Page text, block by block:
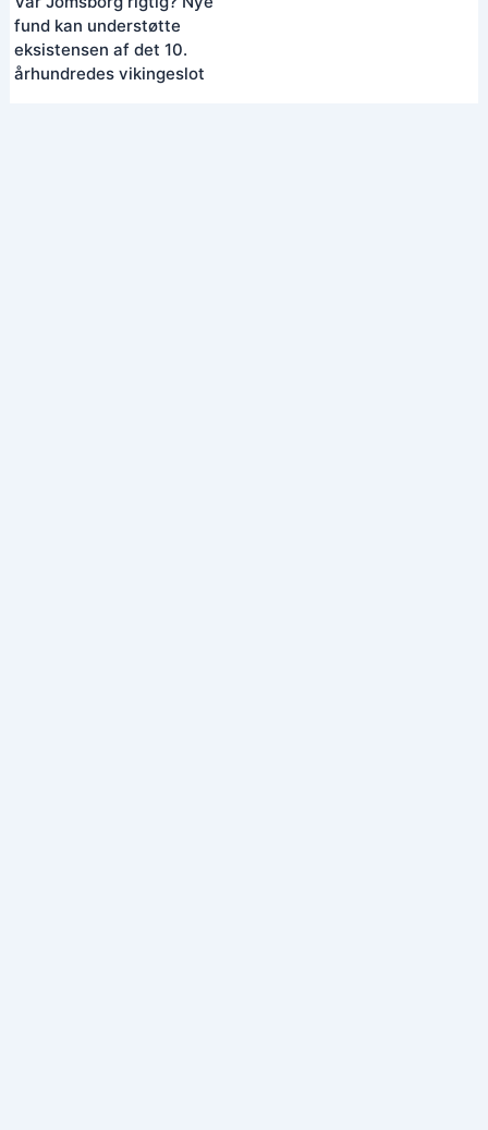
fund kan understøtte
eksistensen af det 10.
århundredes vikingeslot